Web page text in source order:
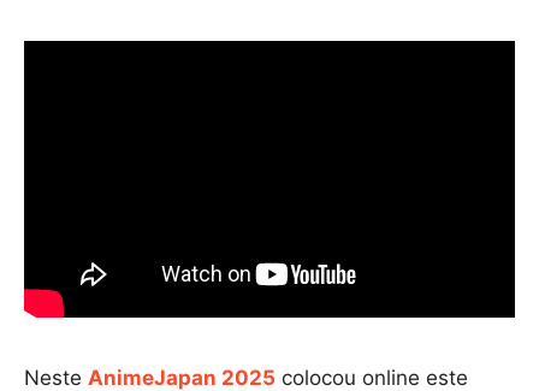
Neste AnimeJapan 2025 colocou online este